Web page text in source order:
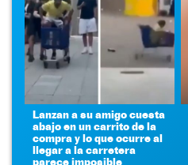
Lanzan a su amigo cuesta
abajo en un carrito de la
compra y lo que ocurre al
llegar a la carretera
parece imposible